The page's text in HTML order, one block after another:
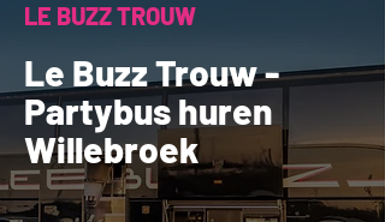
LE BUZZ TROUW
Le Buzz Trouw -
Partybus huren
Willebroek